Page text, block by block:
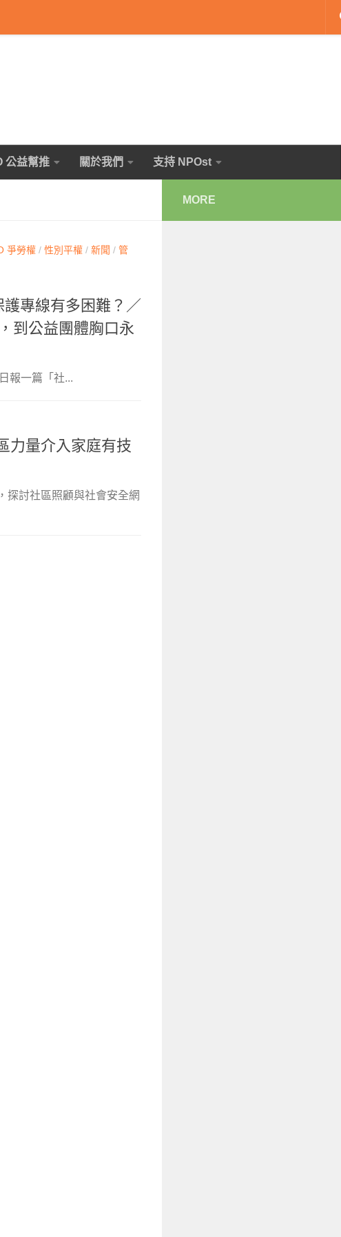
公益幫推 關於我們 支持 NPOst
爭勞權 / 性別平權 / 新聞 / 管
專線有多困難？／
到公益團體胸口永
報一篇「社...
力量介入家庭有技
探討社區照顧與社會安全網
MORE